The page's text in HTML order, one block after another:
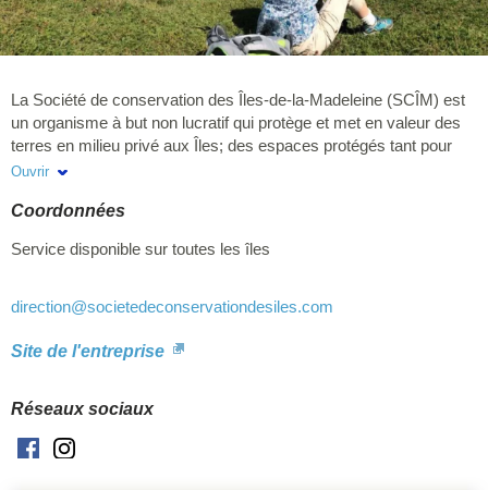
La Société de conservation des Îles-de-la-Madeleine (SCÎM) est
un organisme à but non lucratif qui protège et met en valeur des
terres en milieu privé aux Îles; des espaces protégés tant pour
leur biodiversité que pour leur valeur intrinsèque au bénéfice des
Ouvrir
Coordonnées
Service disponible sur toutes les îles
direction@societedeconservationdesiles.com
Site de l'entreprise
Réseaux sociaux
Facebook